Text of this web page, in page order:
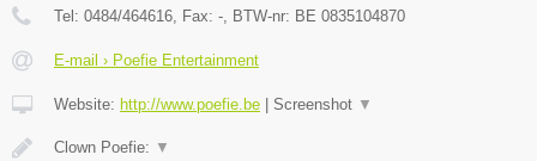
Tel: 0484/464616, Fax: -, BTW-nr: BE 0835104870
E-mail › Poefie Entertainment
Website: http://www.poefie.be Screenshot ▼
Clown Poefie: ▼